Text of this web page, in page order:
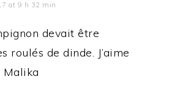
at 9 h 32 min
devait être
roulés de dinde. J’aime
Malika